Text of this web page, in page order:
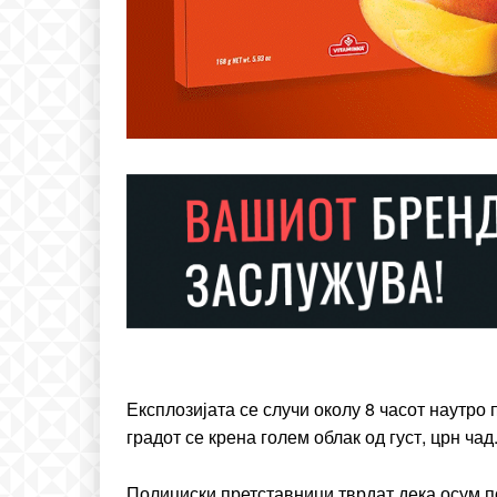
Free
бесплатно
ИЗБЕРЕТЕ
Etiam est nibh, lobortis
Praesent euismod ac
Експлозијата се случи околу 8 часот
градот се крена голем облак од густ, црн чад.